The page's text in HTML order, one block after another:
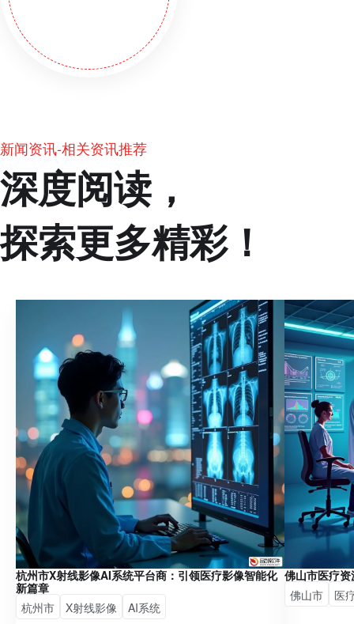
新闻资讯-相关资讯推荐
深度阅读，
探索更多精彩！
杭州市X射线影像AI系统平台商：引领医疗影像智能化
新篇章
杭州市
X射线影像 AI系统
佛山市医疗
佛山市
医